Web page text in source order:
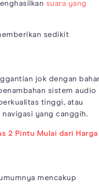
suara yang
sedikit
jok dengan
sistem audio
tinggi, atau
yang canggih.
2 Pintu Mulai dari Harga
mencakup